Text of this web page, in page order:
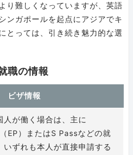
り難しくなっていますが、英語
ンガポールを起点にアジアでキ
とっては、引き続き魅力的な選
職の情報
ビザ情報
人が働く場合は、主に
EP）またはS Passなどの就
いずれも本人が直接申請する